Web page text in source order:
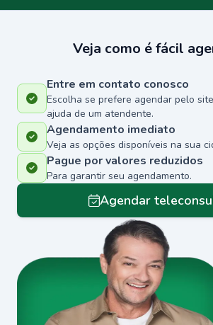
Veja como é fácil
Entre em contato conosco
Escolha se prefere agendar pelo
ajuda de um atendente.
Agendamento imediato
Veja as opções disponíveis na sua
Pague por valores reduzidos
Para garantir seu agendamento.
Agendar